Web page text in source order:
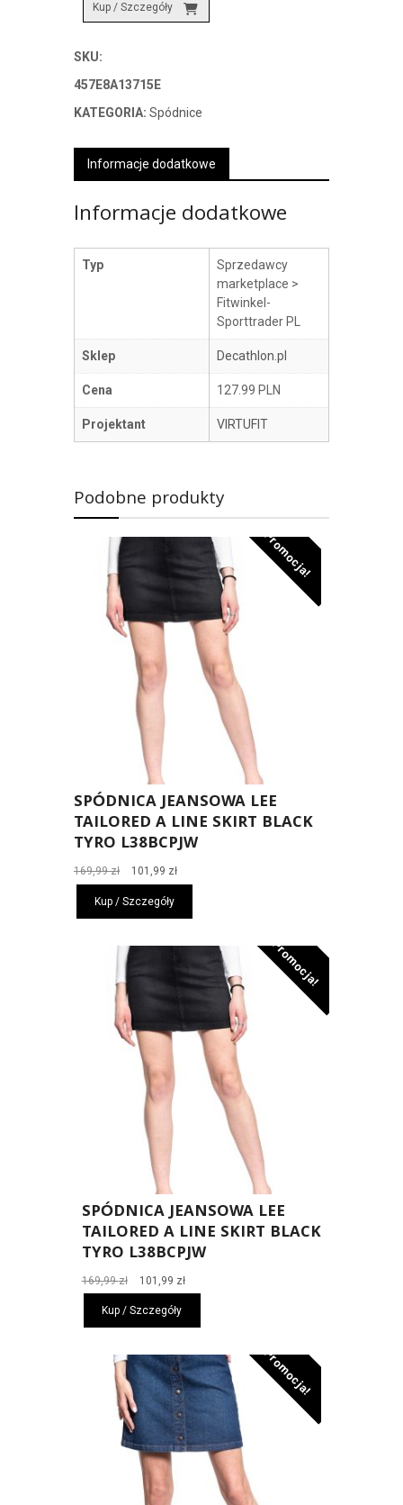
Kup / Szczegóły
SKU:
457E8A13715E
KATEGORIA: Spódnice
Informacje dodatkowe
Informacje dodatkowe
Typ
Sprzedawcy
marketplace >
Fitwinkel-
Sporttrader PL
Sklep Decathlon.pl
Cena 127.99 PLN
Projektant VIRTUFIT
Podobne produkty
Promocja!
SPÓDNICA JEANSOWA LEE
TAILORED A LINE SKIRT BLACK
TYRO L38BCPJW
169,99zł
Pierwotna
cena
wynosiła:
169,99 zł.
101,99 złAktualna
cena
101,99 zł.
Kup / Szczegóły
Promocja!
SPÓDNICA JEANSOWA LEE
TAILORED A LINE SKIRT BLACK
TYRO L38BCPJW
169,99zł
Pierwotna
cena
wynosiła:
169,99 zł.
101,99 złAktualna
cena
101,99 zł.
Kup / Szczegóły
Promocja!